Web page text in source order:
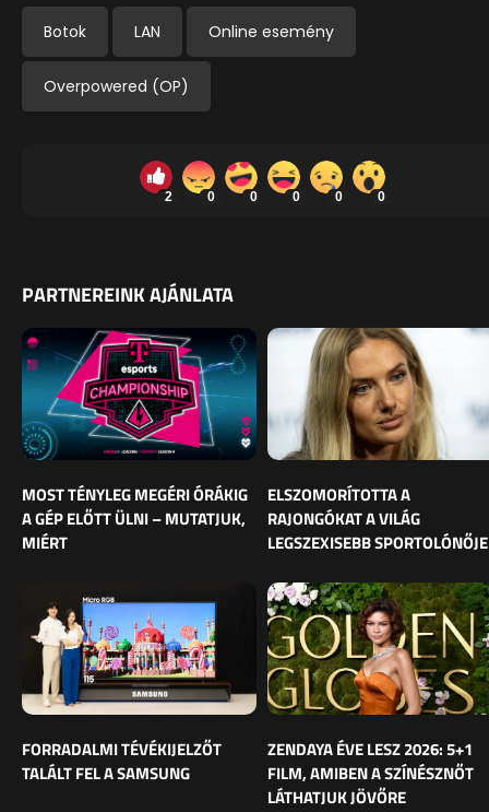
Botok LAN Online esemény
Overpowered (OP)
2 0 0 0 0 0
PARTNEREINK AJÁNLATA
MOST TÉNYLEG MEGÉRI ÓRÁKIG
A GÉP ELŐTT ÜLNI – MUTATJUK,
MIÉRT
ELSZOMORÍTOTTA A
RAJONGÓKAT A VILÁG
LEGSZEXISEBB SPORTOLÓNŐJE
FORRADALMI TÉVÉKIJELZŐT
TALÁLT FEL A SAMSUNG
ZENDAYA ÉVE LESZ 2026: 5+1
FILM, AMIBEN A SZÍNÉSZNŐT
LÁTHATJUK JÖVŐRE